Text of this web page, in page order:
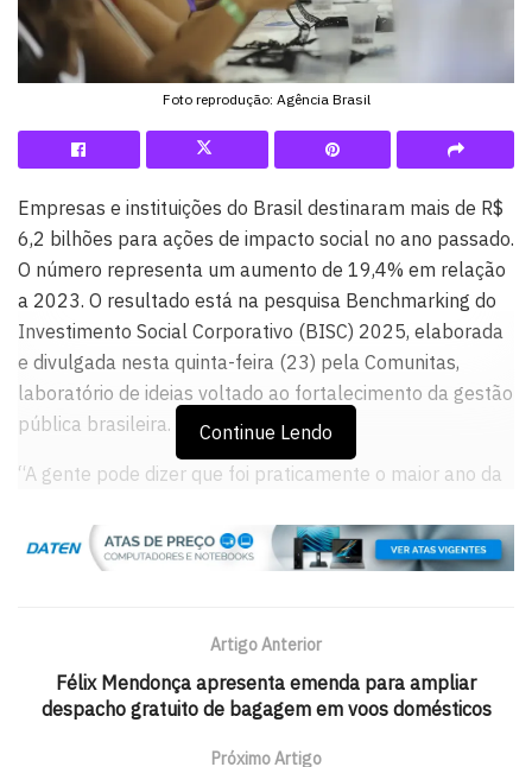
Foto reprodução: Agência Brasil
Empresas e instituições do Brasil destinaram mais de R$
6,2 bilhões para ações de impacto social no ano passado.
O número representa um aumento de 19,4% em relação
a 2023. O resultado está na pesquisa Benchmarking do
Investimento Social Corporativo (BISC) 2025, elaborada
e divulgada nesta quinta-feira (23) pela Comunitas,
laboratório de ideias voltado ao fortalecimento da gestão
pública brasileira.
“A gente pode dizer que foi praticamente o maior ano da
2020, a gente alcançou patamares parecidos ou pouco
superiores, mas com todo o recurso extraordinário para a
Comunitas, Patrícia Loyola.
A pesquisa indicou ainda que o crescimento do
Continue Lendo
Artigo Anterior
Félix Mendonça apresenta emenda para ampliar
despacho gratuito de bagagem em voos domésticos
Próximo Artigo